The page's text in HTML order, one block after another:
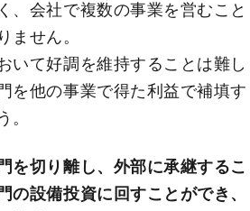
、会社で複数の事業を営むこと
ません。
いて好調を維持することは難し
を他の事業で得た利益で補填す
。
を切り離し、外部に承継するこ
の設備投資に回すことができ、